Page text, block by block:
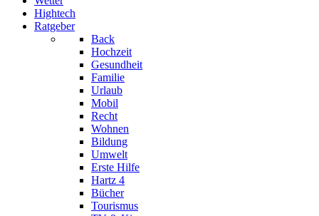
Hightech
Ratgeber
Back
Hochzeit
Gesundheit
Familie
Urlaub
Mobil
Recht
Wohnen
Bildung
Umwelt
Erste Hilfe
Hartz 4
Bücher
Tourismus